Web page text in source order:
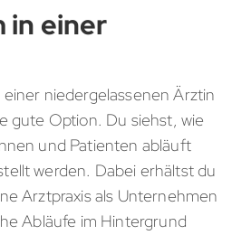
in einer
niedergelassenen Ärztin
gute Option. Du siehst, wie
und Patienten abläuft
werden. Dabei erhältst du
Arztpraxis als Unternehmen
Abläufe im Hintergrund